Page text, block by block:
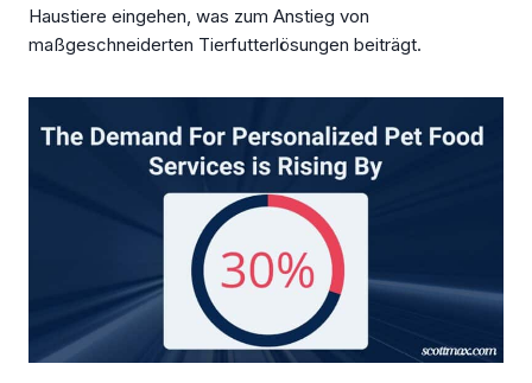
Haustiere eingehen, was zum Anstieg von
maßgeschneiderten Tierfutterlösungen beiträgt.